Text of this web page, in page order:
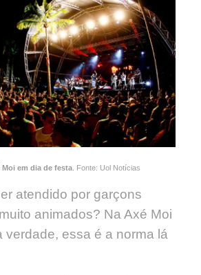
Moi em dia de festa . Fonte: Uol Notícias
atendido por garçons
animados? Na Axé Moi
verdade, essa é a norma lá